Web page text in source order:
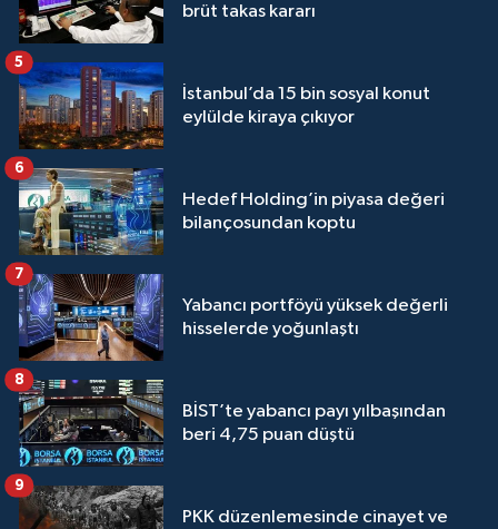
brüt takas kararı
İstanbul’da 15 bin sosyal konut
eylülde kiraya çıkıyor
5
Hedef Holding’in piyasa değeri
bilançosundan koptu
6
Yabancı portföyü yüksek değerli
hisselerde yoğunlaştı
7
BİST’te yabancı payı yılbaşından
beri 4,75 puan düştü
8
PKK düzenlemesinde cinayet ve
9